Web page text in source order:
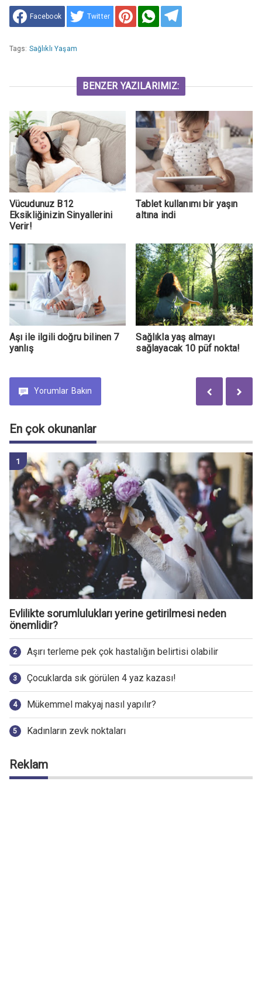
Facebook Twitter
Tags: Sağlıklı Yaşam
BENZER YAZILARIMIZ:
Vücudunuz B12
Eksikliğinizin Sinyallerini
Verir!
Tablet kullanımı bir yaşın
altına indi
Aşı ile ilgili doğru bilinen 7
yanlış
Sağlıkla yaş almayı
sağlayacak 10 püf nokta!
Yorumlar Bakın
En çok okunanlar
Evlilikte sorumlulukları yerine getirilmesi neden
önemlidir?
Aşırı terleme pek çok hastalığın belirtisi olabilir
Çocuklarda sık görülen 4 yaz kazası!
Mükemmel makyaj nasıl yapılır?
Kadınların zevk noktaları
Reklam